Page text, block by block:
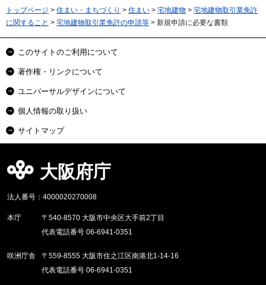
トップページ > 住まい・まちづくり > 住まい > 宅地建物 > 宅地建物取引業免許
に関すること > 宅地建物取引業免許の申請等 > 新規申請に必要な書類
このサイトのご利用について
著作権・リンクについて
ユニバーサルデザインについて
個人情報の取り扱い
サイトマップ
大阪府庁
法人番号：4000020270008
本庁
〒540-8570 大阪市中央区大手前2丁目
代表電話番号 06-6941-0351
咲洲庁舎
〒559-8555 大阪市住之江区南港北1-14-16
代表電話番号 06-6941-0351